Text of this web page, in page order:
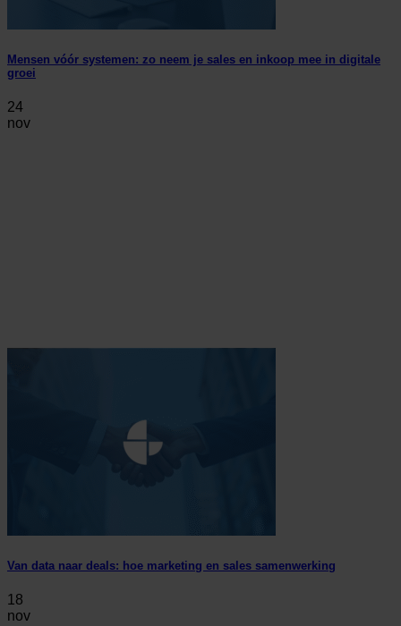
Mensen vóór systemen: zo neem je sales en inkoop mee in digitale
groei
24
nov
Van data naar deals: hoe marketing en sales samenwerking
18
nov